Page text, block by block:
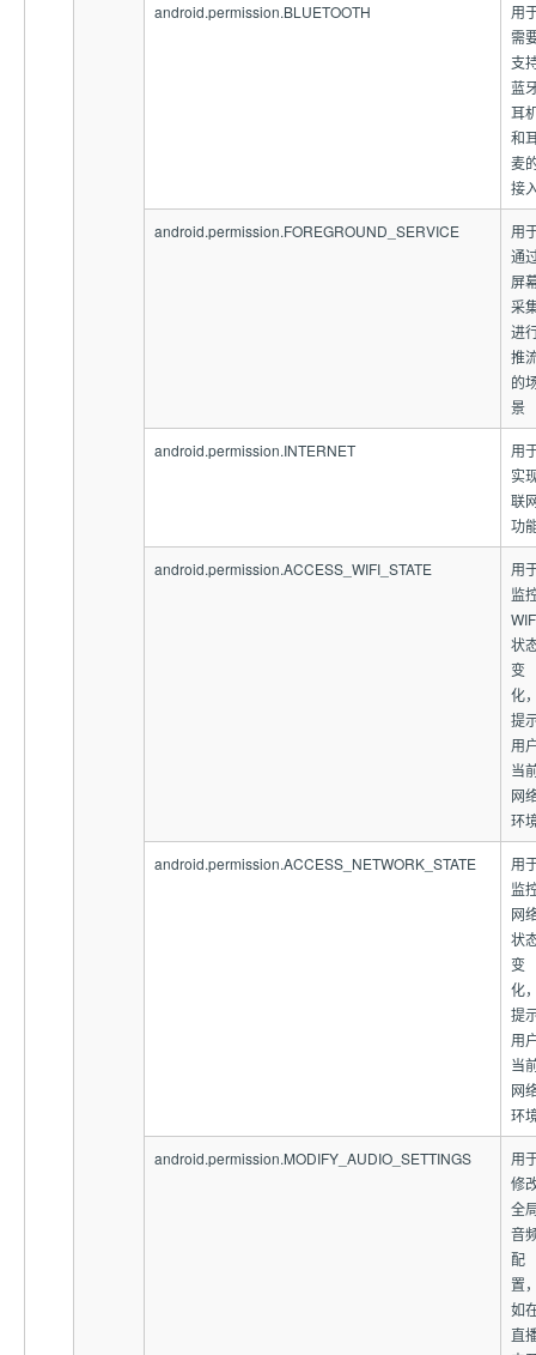
android.permission.BLUETOOTH
用
需
支
蓝
耳
和
麦
接
android.permission.FOREGROUND_SERVICE
用
通
屏
采
进
推
的
景
android.permission.INTERNET
用
实
联
功
android.permission.ACCESS_WIFI_STATE
用
监
状
变
化
提
用
当
网
环
android.permission.ACCESS_NETWORK_STATE
用
监
网
状
变
化
提
用
当
网
环
android.permission.MODIFY_AUDIO_SETTINGS
用
修
全
音
配
置
如
直